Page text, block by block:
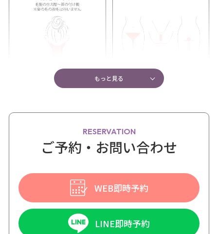
もっと見る
RESERVATION
ご予約・お問い合わせ
LINE即時予約
WEB即時予約